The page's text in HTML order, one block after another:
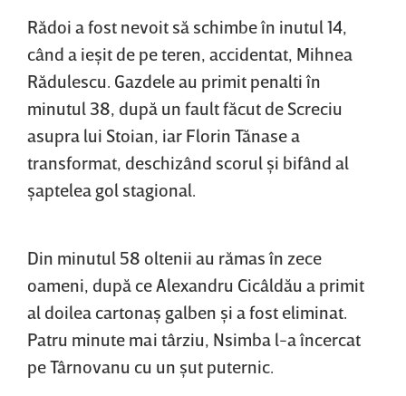
Rădoi a fost nevoit să schimbe în inutul 14,
când a ieşit de pe teren, accidentat, Mihnea
Rădulescu. Gazdele au primit penalti în
minutul 38, după un fault făcut de Screciu
asupra lui Stoian, iar Florin Tănase a
transformat, deschizând scorul şi bifând al
şaptelea gol stagional.
Din minutul 58 oltenii au rămas în zece
oameni, după ce Alexandru Cicâldău a primit
al doilea cartonaş galben şi a fost eliminat.
Patru minute mai târziu, Nsimba l-a încercat
pe Târnovanu cu un şut puternic.